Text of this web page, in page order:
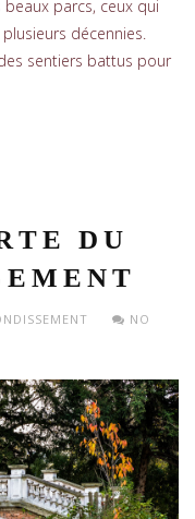
parcs, ceux qui
décennies.
sentiers battus pour
DU
NO